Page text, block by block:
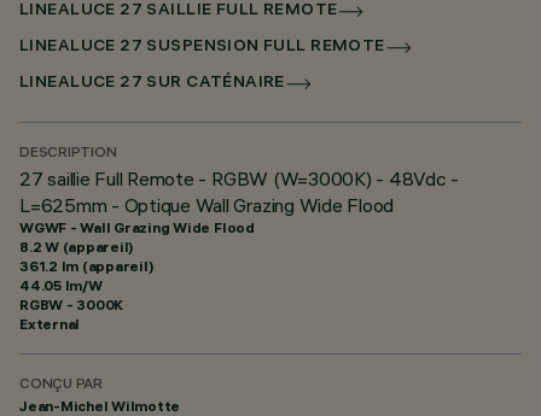
LINEALUCE 27 SAILLIE FULL REMOTE
LINEALUCE 27 SUSPENSION FULL REMOTE
LINEALUCE 27 SUR CATÉNAIRE
DESCRIPTION
27 saillie Full Remote - RGBW (W=3000K) - 48Vdc -
L=625mm - Optique Wall Grazing Wide Flood
WGWF - Wall Grazing Wide Flood
8.2 W (appareil)
361.2 lm (appareil)
44.05 lm/W
RGBW - 3000K
External
CONÇU PAR
Jean-Michel Wilmotte